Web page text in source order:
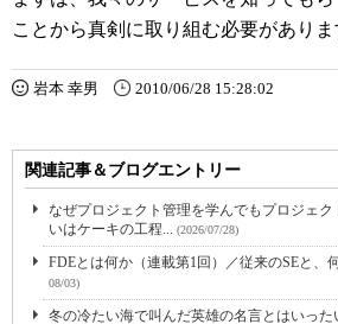
ことから真剣に取り組む必要がありま
岩本 幸男 2010/06/28 15:28:02
関連記事＆ブログエントリー
なぜプロジェクト管理を学んでもプロジェ
いはケーキの工程... (2026/07/28)
FDEとは何か（連載第1回）／従来のSEと、
08/03)
冬の冷たい海で叫んだ英雄の名言とはいっ